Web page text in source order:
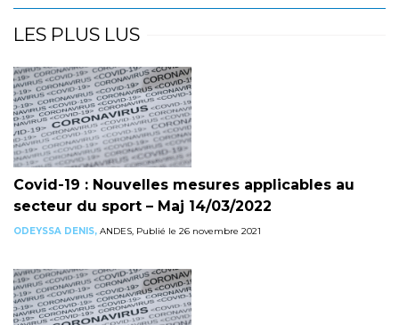
LES PLUS LUS
Covid-19 : Nouvelles mesures applicables au
secteur du sport – Maj 14/03/2022
ODEYSSA DENIS, ANDES, Publié le 26 novembre 2021